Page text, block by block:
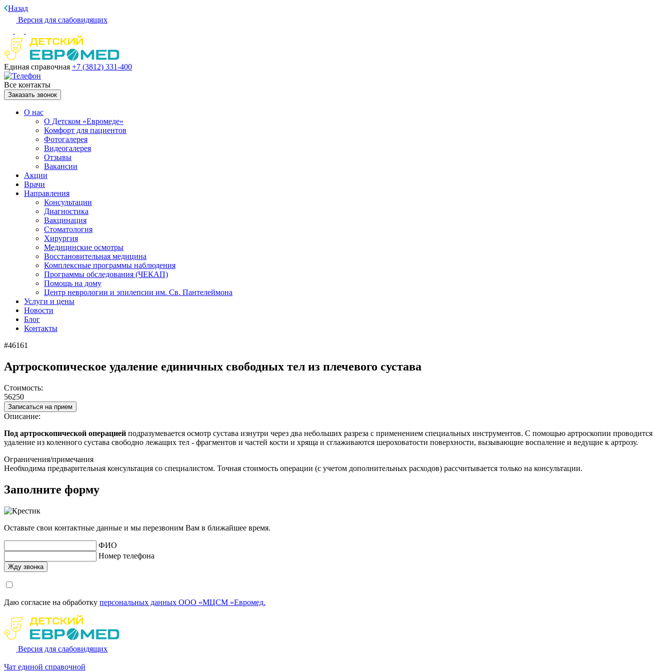
Назад
Версия для слабовидящих
Единая справочная +7 (3812) 331-400
Все контакты
Заказать звонок
О нас
О Детском «Евромеде»
Комфорт для пациентов
Фотогалерея
Видеогалерея
Отзывы
Вакансии
Акции
Врачи
Направления
Консультации
Диагностика
Вакцинация
Стоматология
Хирургия
Медицинские осмотры
Восстановительная медицина
Комплексные программы наблюдения
Программы обследования (ЧЕКАП)
Помощь на дому
Центр неврологии и эпилепсии им. Св. Пантелеймона
Услуги и цены
Новости
Блог
Контакты
#46161
Артроскопическое удаление единичных свободных тел из плечевого сустава
Стоимость:
56250
Записаться на прием
Описание:
Под артроскопической операцией подразумевается осмотр сустава изнутри через два небольших разреза с применением специальных инструментов. С помощью артроскопии проводится
удаление из коленного сустава свободно лежащих тел - фрагментов и частей кости и хряща и сглаживаются шероховатости поверхности, вызывающие воспаление и ведущие к артрозу.
Ограничения/примечания
Необходима предварительная консультация со специалистом. Точная стоимость операции (с учетом дополнительных расходов) рассчитывается только на консультации.
Заполните форму
Оставьте свои контактные данные и мы перезвоним Вам в ближайшее время.
ФИО
Номер телефона
Даю согласие на обработку персональных данных ООО «МЦСМ «Евромед.
Версия для слабовидящих
Чат единой справочной